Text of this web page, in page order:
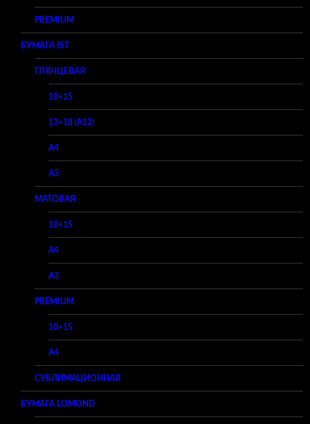
PREMIUM
БУМАГА IST
ГЛЯНЦЕВАЯ
10×15
13×18 (A12)
A4
A3
МАТОВАЯ
10×15
A4
A3
PREMIUM
10×15
A4
СУБЛИМАЦИОННАЯ
БУМАГА LOMOND